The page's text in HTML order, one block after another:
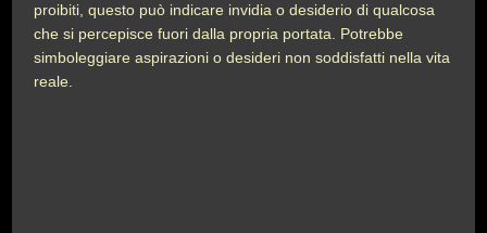
proibiti, questo può indicare invidia o desiderio di qualcosa
che si percepisce fuori dalla propria portata. Potrebbe
simboleggiare aspirazioni o desideri non soddisfatti nella vita
reale.